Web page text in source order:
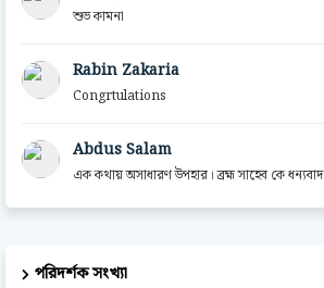
শুভ কামনা
Rabin Zakaria
Congrtulations
Abdus Salam
এক কথায় অসাধারণ উপহার। ব্রহ্ম সাহেব কে ধন্যবাদ
পরিদর্শক সংখ্যা